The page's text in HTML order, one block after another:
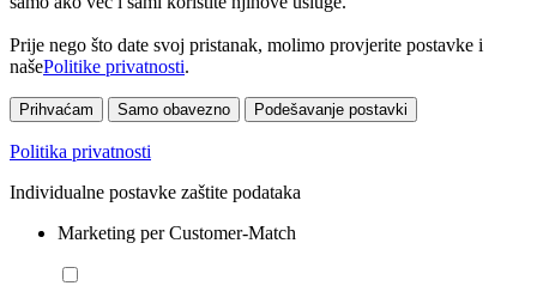
Prije nego što date svoj pristanak, molimo provjerite postavke i
našePolitike privatnosti.
Prihvaćam Samo obavezno Podešavanje postavki
Politika privatnosti
Individualne postavke zaštite podataka
Marketing per Customer-Match